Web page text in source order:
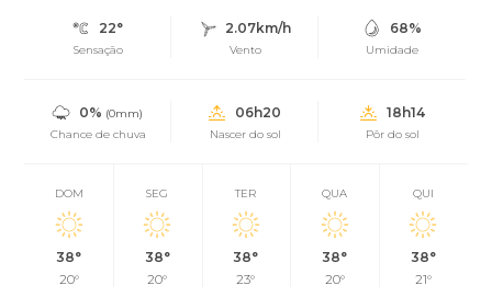
22°
Sensação
2.07km/h
Vento
68%
Umidade
0% (0mm)
Chance de chuva
06h20
Nascer do sol
18h14
Pôr do sol
DOM
38°
20°
SEG
38°
20°
TER
38°
23°
QUA
38°
20°
QUI
38°
21°